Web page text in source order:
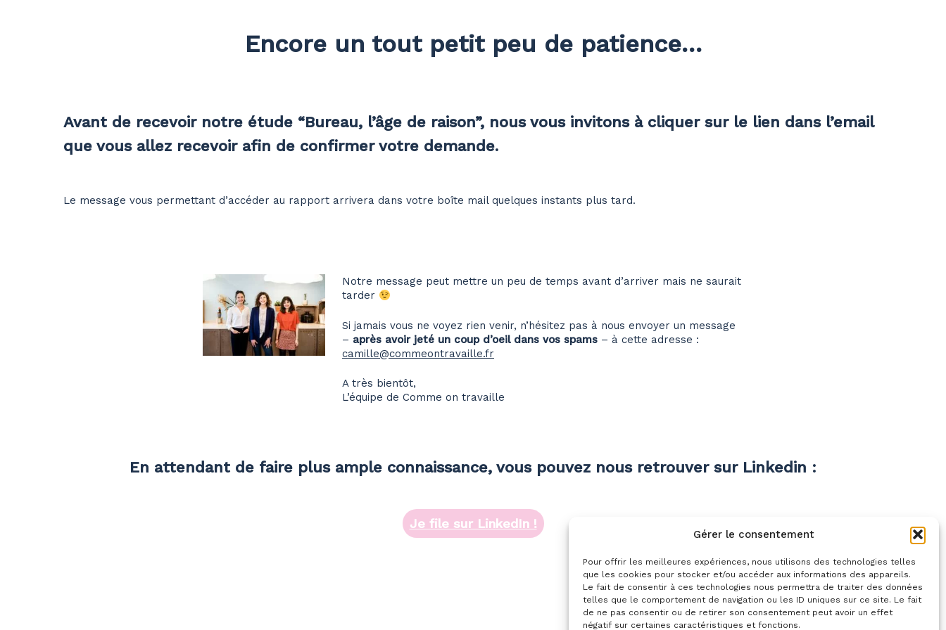
Gérer le consentement
Pour offrir les meilleures expériences, nous utilisons des technologies telles
que les cookies pour stocker et/ou accéder aux informations des appareils.
Le fait de consentir à ces technologies nous permettra de traiter des données
telles que le comportement de navigation ou les ID uniques sur ce site. Le fait
de ne pas consentir ou de retirer son consentement peut avoir un effet
négatif sur certaines caractéristiques et fonctions.
Encore un tout petit peu de patience…
Avant de recevoir notre étude “Bureau, l’âge de raison”, nous vous invitons à cliquer sur le lien dans l’email
que vous allez recevoir afin de confirmer votre demande.
Le message vous permettant d’accéder au rapport arrivera dans votre boîte mail quelques instants plus tard.
Notre message peut mettre un peu de temps avant d’arriver mais ne saurait
tarder
Si jamais vous ne voyez rien venir, n’hésitez pas à nous envoyer un message
– après avoir jeté un coup d’oeil dans vos spams– à cette adresse :
camille@commeontravaille.fr
A très bientôt,
L’équipe de Comme on travaille
En attendant de faire plus ample connaissance, vous pouvez nous retrouver sur Linkedin :
Je file sur LinkedIn !